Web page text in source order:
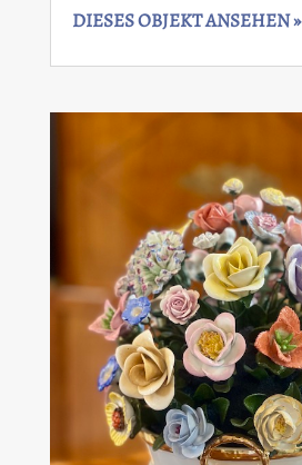
DIESES OBJEKT ANSEHEN »